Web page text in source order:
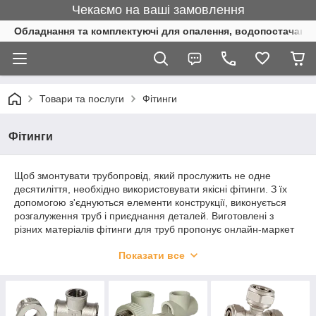
Чекаємо на ваші замовлення
Обладнання та комплектуючі для опалення, водопостачання
Товари та послуги Фітинги
Фітинги
Щоб змонтувати трубопровід, який прослужить не одне
десятиліття, необхідно використовувати якісні фітинги. З їх
допомогою з'єднуються елементи конструкції, виконується
розгалуження труб і приєднання деталей. Виготовлені з
різних матеріалів фітинги для труб пропонує онлайн-маркет
Показати все